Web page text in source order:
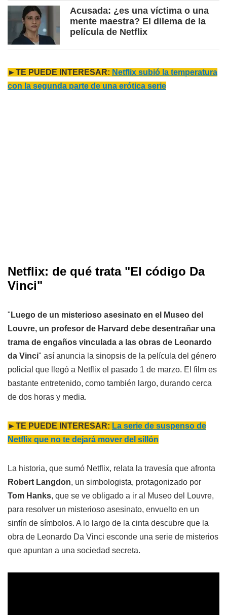
Acusada: ¿es una víctima o una
mente maestra? El dilema de la
película de Netflix
►TE PUEDE INTERESAR: Netflix subió la temperatura
con la segunda parte de una erótica serie
Netflix: de qué trata "El código Da
Vinci"
" Luego de un misterioso asesinato en el Museo del
Louvre, un profesor de Harvard debe desentrañar una
trama de engaños vinculada a las obras de Leonardo
da Vinci" así anuncia la sinopsis de la película del género
policial que llegó a Netflix el pasado 1 de marzo. El film es
bastante entretenido, como también largo, durando cerca
de dos horas y media.
►TE PUEDE INTERESAR: La serie de suspenso de
Netflix que no te dejará mover del sillón
La historia, que sumó Netflix, relata la travesía que afronta
Robert Langdon, un simbologista, protagonizado por
Tom Hanks, que se ve obligado a ir al Museo del Louvre,
para resolver un misterioso asesinato, envuelto en un
sinfín de símbolos. A lo largo de la cinta descubre que la
obra de Leonardo Da Vinci esconde una serie de misterios
que apuntan a una sociedad secreta.